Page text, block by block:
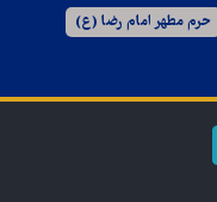
حرم مطهر امام رضا (ع)